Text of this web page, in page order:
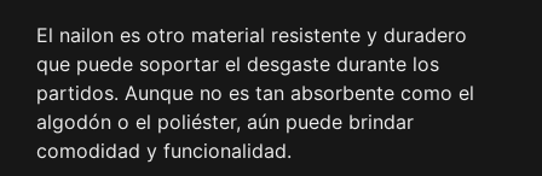
El nailon es otro material resistente y duradero
que puede soportar el desgaste durante los
partidos. Aunque no es tan absorbente como el
algodón o el poliéster, aún puede brindar
comodidad y funcionalidad.